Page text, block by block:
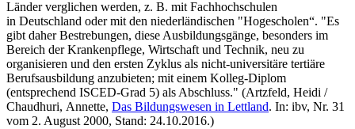
Länder verglichen werden, z. B. mit Fachhochschulen
in Deutschland oder mit den niederländischen "Hogescholen“. "Es
gibt daher Bestrebungen, diese Ausbildungsgänge, besonders im
Bereich der Krankenpflege, Wirtschaft und Technik, neu zu
organisieren und den ersten Zyklus als nicht-universitäre tertiäre
Berufsausbildung anzubieten; mit einem Kolleg-Diplom
(entsprechend ISCED-Grad 5) als Abschluss." (Artzfeld, Heidi /
Chaudhuri, Annette, Das Bildungswesen in Lettland. In: ibv, Nr. 31
vom 2. August 2000, Stand: 24.10.2016.)